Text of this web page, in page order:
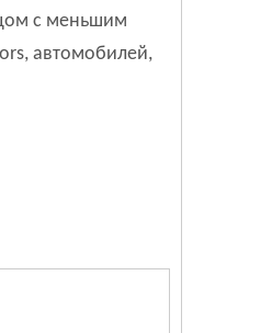
с меньшим
автомобилей,